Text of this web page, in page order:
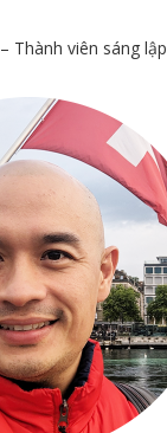
– Thành viên sáng lập